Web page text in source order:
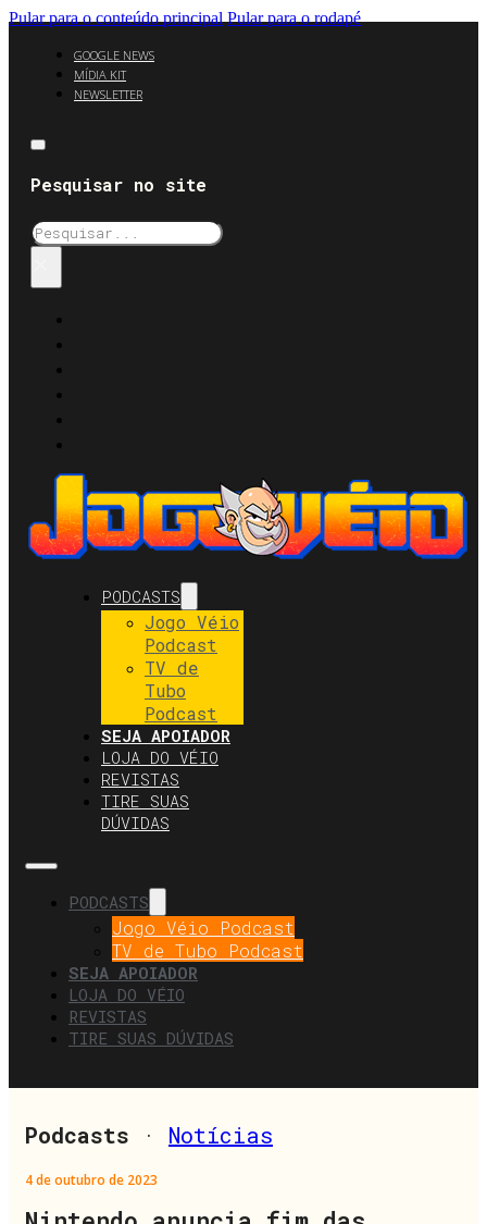
Pular para o conteúdo principal Pular para o rodapé
GOOGLE NEWS
MÍDIA KIT
NEWSLETTER
Pesquisar no site
Pesquisar
PODCASTS
Jogo Véio
Podcast
TV de
Tubo
Podcast
SEJA APOIADOR
LOJA DO VÉIO
REVISTAS
TIRE SUAS
DÚVIDAS
PODCASTS
Jogo Véio Podcast
TV de Tubo Podcast
SEJA APOIADOR
LOJA DO VÉIO
REVISTAS
TIRE SUAS DÚVIDAS
Podcasts · Notícias
4 de outubro de 2023